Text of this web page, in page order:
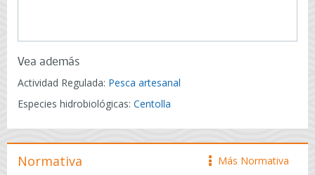
Vea además
Actividad Regulada: Pesca artesanal
Especies hidrobiológicas: Centolla
icono
Más Normativa
Normativa